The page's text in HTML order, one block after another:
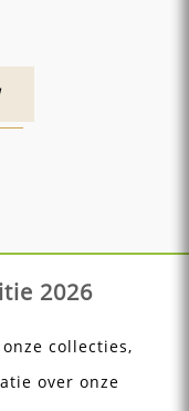
2026
collecties,
over onze